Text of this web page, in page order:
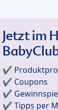
Jetzt im
✔️
✔️ Coupons
✔️
✔️ Tipps per